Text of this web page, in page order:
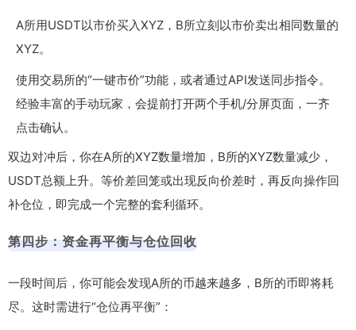
A所用USDT以市价买入XYZ，B所立刻以市价卖出相同数量的
XYZ。
使用交易所的“一键市价”功能，或者通过API发送同步指令。
经验丰富的手动玩家，会提前打开两个手机/分屏页面，一齐
点击确认。
双边对冲后，你在A所的XYZ数量增加，B所的XYZ数量减少，
USDT总额上升。等价差回笼或出现反向价差时，再反向操作回
补仓位，即完成一个完整的套利循环。
第四步：资金再平衡与仓位回收
一段时间后，你可能会发现A所的币越来越多，B所的币即将耗
尽。这时需进行“仓位再平衡”：